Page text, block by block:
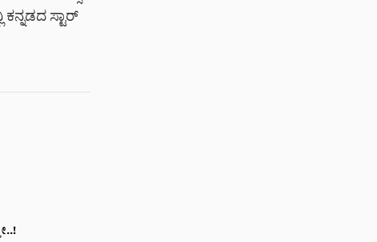
ಸ್ಟಾರ್